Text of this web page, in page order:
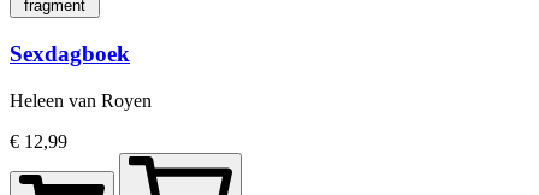
fragment
Sexdagboek
Heleen van Royen
€ 12,99